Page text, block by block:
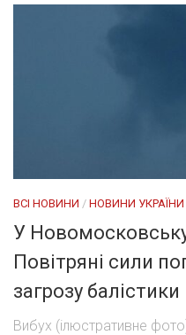
ВСІ НОВИНИ / НОВИНИ УКРАЇНИ
У
Повітряні сили
загрозу балістики
Вибух (ілюстративне